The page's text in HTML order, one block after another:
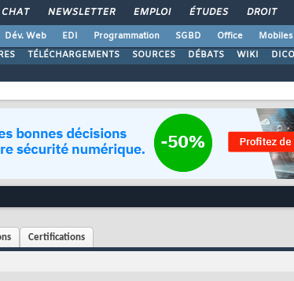
CHAT NEWSLETTER EMPLOI ÉTUDES DROIT
Dév. Web EDI Programmation SGBD Office Mobiles
TÉLÉCHARGEMENTS SOURCES DÉBATS WIKI DICO
Certifications